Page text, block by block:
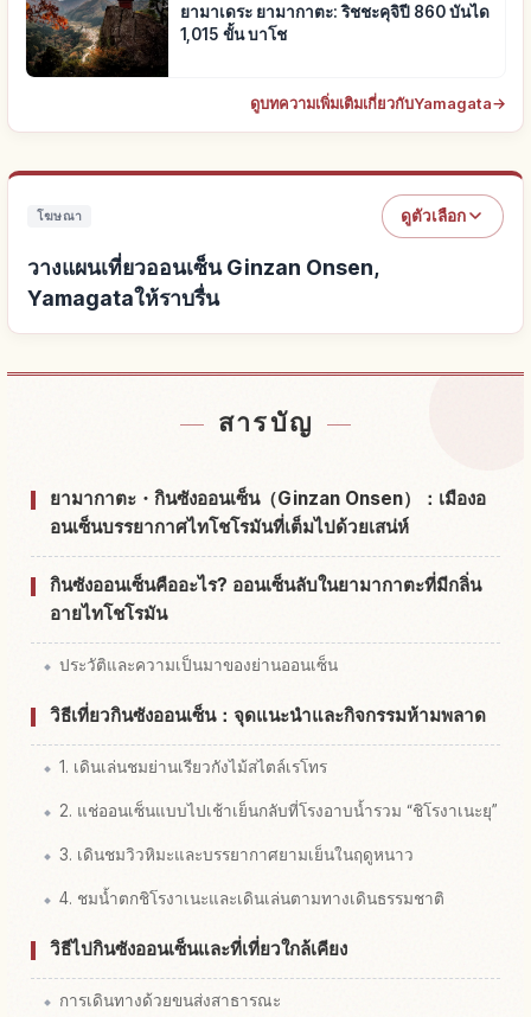
ยามาเดระ ยามากาตะ: ริชชะคุจิปี 860 บันได
1,015 ขั้น บาโช
ดูบทความเพิ่มเติมเกี่ยวกับYamagata→
โฆษณา ดูตัวเลือก
วางแผนเที่ยวออนเซ็น Ginzan Onsen,
Yamagataให้ราบรื่น
สารบัญ
ยามากาตะ・กินซังออนเซ็น（Ginzan Onsen）：เมืองอ
อนเซ็นบรรยากาศไทโชโรมันที่เต็มไปด้วยเสน่ห์
กินซังออนเซ็นคืออะไร? ออนเซ็นลับในยามากาตะที่มีกลิ่น
อายไทโชโรมัน
ประวัติและความเป็นมาของย่านออนเซ็น
วิธีเที่ยวกินซังออนเซ็น：จุดแนะนำและกิจกรรมห้ามพลาด
1. เดินเล่นชมย่านเรียวกังไม้สไตล์เรโทร
2. แช่ออนเซ็นแบบไปเช้าเย็นกลับที่โรงอาบน้ำรวม “ชิโรงาเนะยุ”
3. เดินชมวิวหิมะและบรรยากาศยามเย็นในฤดูหนาว
4. ชมน้ำตกชิโรงาเนะและเดินเล่นตามทางเดินธรรมชาติ
วิธีไปกินซังออนเซ็นและที่เที่ยวใกล้เคียง
การเดินทางด้วยขนส่งสาธารณะ